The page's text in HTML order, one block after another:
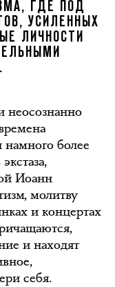
ГДЕ ПОД
УСИЛЕННЫХ
ЛИЧНОСТИ
неосознанно
более
Иоанн
молитву
и концертах
и находят
себя.